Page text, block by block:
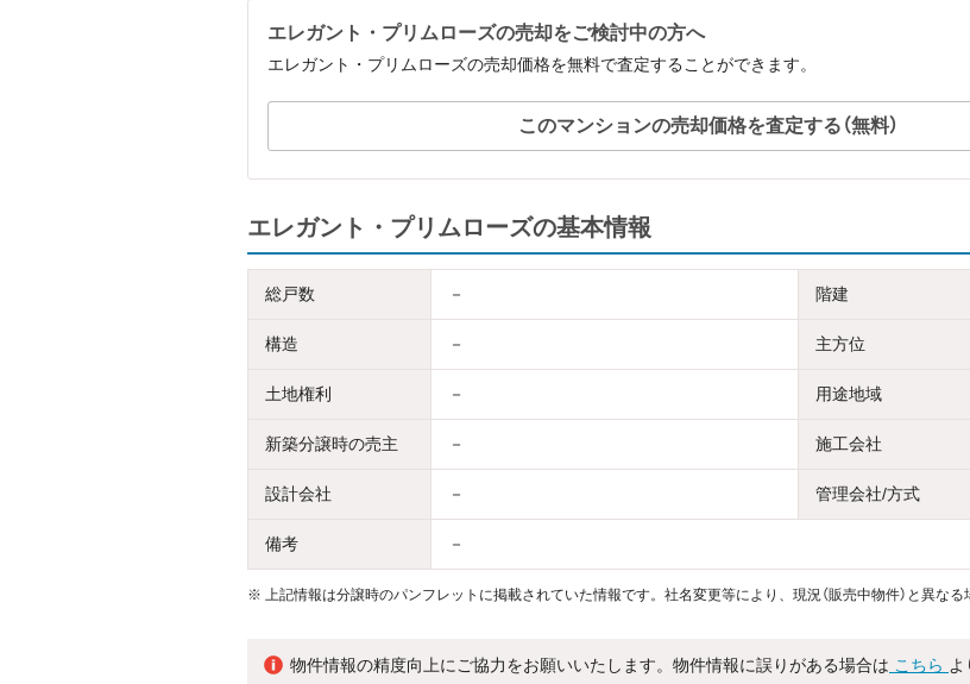
エレガント・プリムローズの売却をご検討中の方へ
エレガント・プリムローズの売却価格を無料で査定することができます。
このマンションの売却価格を査定する（無料）
エレガント・プリムローズの基本情報
総戸数 － 階建
構造 － 主方位
土地権利 － 用途地域
新築分譲時の売主 － 施工会社
設計会社 － 管理会社/方式
備考 －
※ 上記情報は分譲時のパンフレットに掲載されていた情報です。社名変更等により、現況（販売中物件）と異なる
物件情報の精度向上にご協力をお願いいたします。物件情報に誤りがある場合は こちら よ